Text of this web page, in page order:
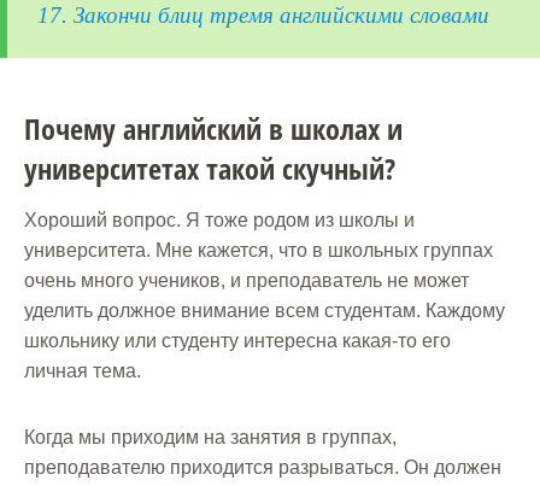
17. Закончи блиц тремя английскими словами
Почему английский в школах и
университетах такой скучный?
Хороший вопрос. Я тоже родом из школы и
университета. Мне кажется, что в школьных группах
очень много учеников, и преподаватель не может
уделить должное внимание всем студентам. Каждому
школьнику или студенту интересна какая-то его
личная тема.
Когда мы приходим на занятия в группах,
преподавателю приходится разрываться. Он должен